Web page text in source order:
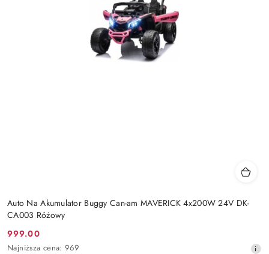
Auto Na Akumulator Buggy Can-am MAVERICK 4x200W 24V DK-
CA003 Różowy
Cena
999.00
Najniższa
Najniższa cena: 969